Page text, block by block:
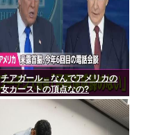
チアガール←なんでアメリカの
女カーストの頂点なの?